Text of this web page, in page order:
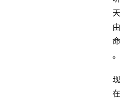
天
由
命
。
现
在